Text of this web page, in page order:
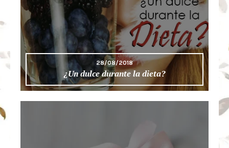
28/08/2018
¿Un dulce durante la dieta?